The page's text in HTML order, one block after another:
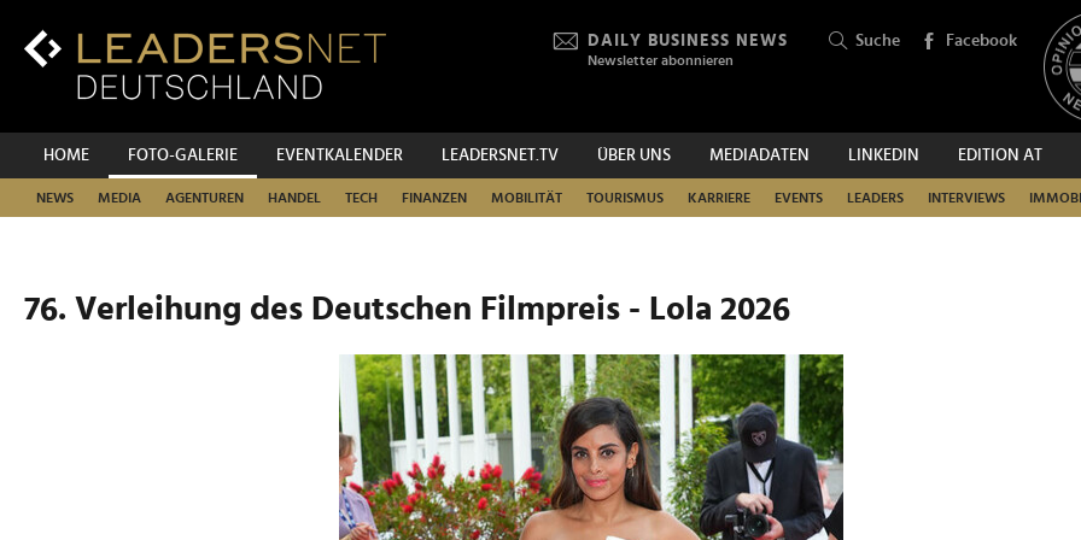
Inhalt
Hauptnavigation
DAILY BUSINESS NEWS
Newsletter abonnieren
Suche Facebook
HOME FOTO-GALERIE EVENTKALENDER LEADERSNET.TV ÜBER UNS MEDIADATEN LINKEDIN EDITION AT
NEWS MEDIA AGENTUREN HANDEL TECH FINANZEN MOBILITÄT TOURISMUS KARRIERE EVENTS LEADERS INTERVIEWS
SUCHEN
76. Verleihung des Deutschen Filmpreis - Lola 2026